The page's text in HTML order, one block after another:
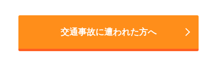
交通事故に遭われた方へ